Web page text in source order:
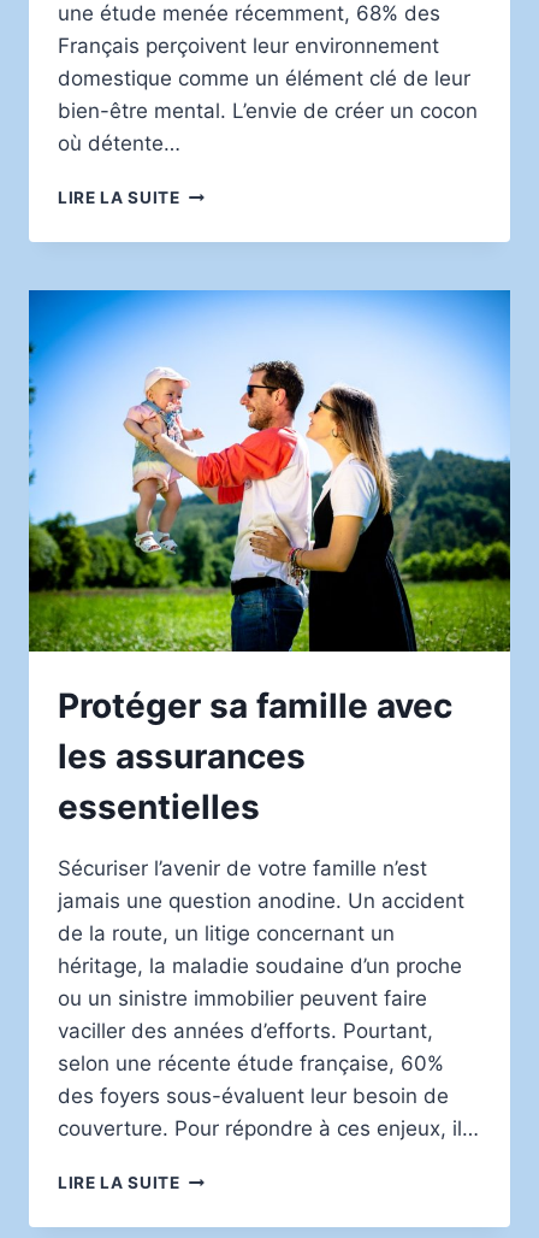
une étude menée récemment, 68% des
Français perçoivent leur environnement
domestique comme un élément clé de leur
bien-être mental. L’envie de créer un cocon
où détente…
LIRE LA SUITEASTUCES
ÊTRE
UNE
AMBIANCE
LA
MAISON
Protéger sa famille avec
les assurances
essentielles
Sécuriser l’avenir de votre famille n’est
jamais une question anodine. Un accident
de la route, un litige concernant un
héritage, la maladie soudaine d’un proche
ou un sinistre immobilier peuvent faire
vaciller des années d’efforts. Pourtant,
selon une récente étude française, 60%
des foyers sous-évaluent leur besoin de
couverture. Pour répondre à ces enjeux, il…
LIRE LA SUITEPROTÉGER
FAMILLE